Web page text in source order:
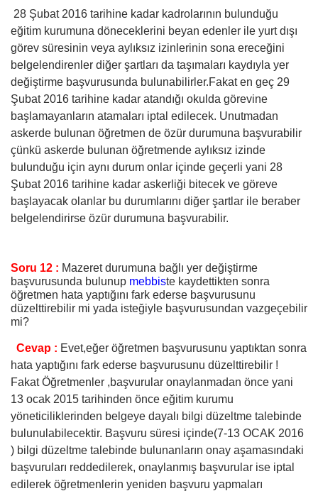
28 Şubat 2016 tarihine kadar kadrolarının bulunduğu
eğitim kurumuna döneceklerini beyan edenler ile yurt dışı
görev süresinin veya aylıksız izinlerinin sona ereceğini
belgelendirenler diğer şartları da taşımaları kaydıyla yer
değiştirme başvurusunda bulunabilirler.Fakat en geç 29
Şubat 2016 tarihine kadar atandığı okulda görevine
başlamayanların atamaları iptal edilecek. Unutmadan
askerde bulunan öğretmen de özür durumuna başvurabilir
çünkü askerde bulunan öğretmende aylıksız izinde
bulunduğu için aynı durum onlar içinde geçerli yani 28
Şubat 2016 tarihine kadar askerliği bitecek ve göreve
başlayacak olanlar bu durumlarını diğer şartlar ile beraber
belgelendirirse özür durumuna başvurabilir.
Soru 12 : Mazeret durumuna bağlı yer değiştirme
başvurusunda bulunup mebbiste kaydettikten sonra
öğretmen hata yaptığını fark ederse başvurusunu
düzelttirebilir mi yada isteğiyle başvurusundan vazgeçebilir
mi?
Cevap : Evet,eğer öğretmen başvurusunu yaptıktan sonra
hata yaptığını fark ederse başvurusunu düzelttirebilir !
Fakat Öğretmenler ,başvurular onaylanmadan önce yani
13 ocak 2015 tarihinden önce eğitim kurumu
yöneticiliklerinden belgeye dayalı bilgi düzeltme talebinde
bulunulabilecektir. Başvuru süresi içinde(7-13 OCAK 2016
) bilgi düzeltme talebinde bulunanların onay aşamasındaki
başvuruları reddedilerek, onaylanmış başvurular ise iptal
edilerek öğretmenlerin yeniden başvuru yapmaları